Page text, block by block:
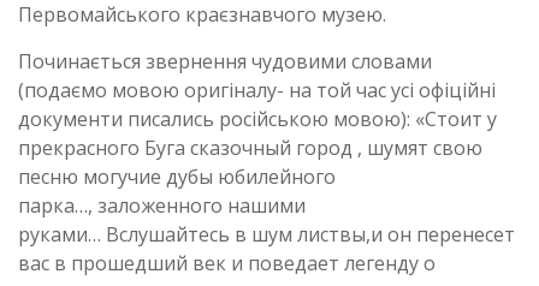
Первомайського краєзнавчого музею.
Починається звернення чудовими словами
(подаємо мовою оригіналу- на той час усі офіційні
документи писались російською мовою): «Стоит у
прекрасного Буга сказочный город , шумят свою
песню могучие дубы юбилейного
парка…, заложенного нашими
руками… Вслушайтесь в шум листвы,и он перенесет
вас в прошедший век и поведает легенду о